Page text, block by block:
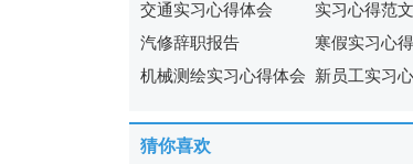
15篇)
(5篇)
交通实习心得体会
实习心得范
汽修辞职报告
寒假实习心
机械测绘实习心得体会
新员工实习
猜你喜欢